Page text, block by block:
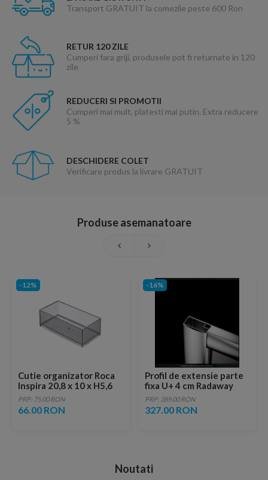
Transport GRATUIT la comezile peste 600 Ron
RETUR 120 ZILE
Cumperi fara griji, produsele pot fi returnate in 120
zile
REDUCERI SI PROMOTII
Cumperi mai mult, platesti mai putin. Extra reducere
5 %
DESCHIDERE COLET
Verificare produs la livrare GRATUIT
Produse asemanatoare
-12%
Cutie organizator Roca
Inspira 20,8 x 10 x H5,6
cm
PRP: 75.00 RON
66.00 RON
-16%
Profil de extensie parte
fixa U+ 4 cm Radaway
Premium Plus A, E, C, D, P,
DWJ
PRP: 389.00 RON
327.00 RON
Noutati